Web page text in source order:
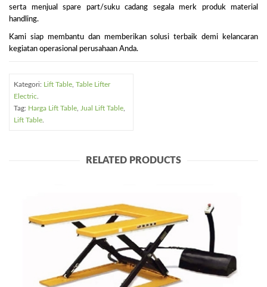
serta menjual spare part/suku cadang segala merk produk material
handling.
Kami siap membantu dan memberikan solusi terbaik demi kelancaran
kegiatan operasional perusahaan Anda.
Kategori: Lift Table Table Lifter
Electric
Tag: Harga Lift Table Jual Lift Table
Lift Table
RELATED PRODUCTS